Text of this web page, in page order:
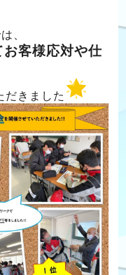
、
客様応対や仕
だきました